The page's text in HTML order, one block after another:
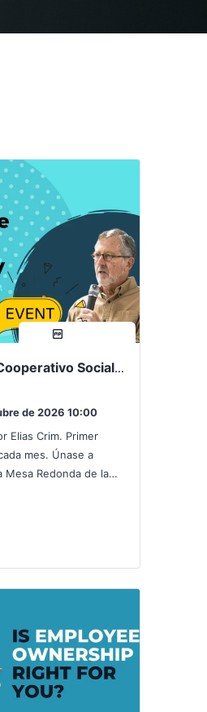
compartir
Programa Cooperativo Social: Comunidad de Práctica
de 2026 10:00
Elias Crim. Primer
mes. Únase a
Mesa Redonda de la